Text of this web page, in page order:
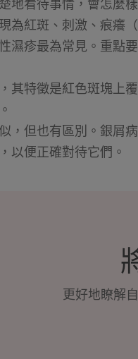
地看待事情，會怎麼樣
為紅斑、刺激、痕癢
濕疹最為常見。重點
其特徵是紅色斑塊上
，但也有區別。銀屑
以便正確對待它們。
更好地瞭解